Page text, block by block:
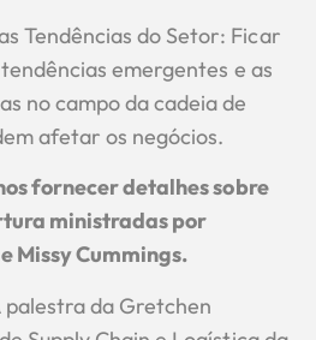
Tendências do Setor: Ficar
emergentes e as
no campo da cadeia de
afetar os negócios.
fornecer detalhes sobre
ministradas por
Missy Cummings.
palestra da Gretchen